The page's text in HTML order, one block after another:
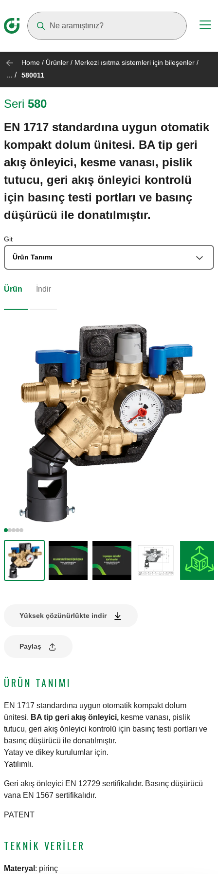
Home / Ürünler / Merkezi ısıtma sistemleri için bileşenler /
... / 580011
Seri 580
EN 1717 standardına uygun otomatik
kompakt dolum ünitesi. BA tip geri
akış önleyici, kesme vanası, pislik
tutucu, geri akış önleyici kontrolü
için basınç testi portları ve basınç
düşürücü ile donatılmıştır.
Git
Ürün Tanımı
Ürün İndir
Yüksek çözünürlükte indir
Paylaş
ÜRÜN TANIMI
EN 1717 standardına uygun otomatik kompakt dolum
ünitesi. BA tip geri akış önleyici, kesme vanası, pislik
tutucu, geri akış önleyici kontrolü için basınç testi portları ve
basınç düşürücü ile donatılmıştır.
Yatay ve dikey kurulumlar için.
Yatılımlı.
Geri akış önleyici EN 12729 sertifikalıdır. Basınç düşürücü
vana EN 1567 sertifikalıdır.
PATENT
TEKNIK VERILER
Materyal : pirinç